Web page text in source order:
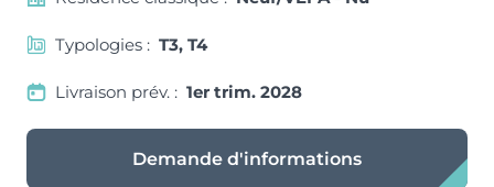
Typologies : T3, T4
Livraison prév. : 1er trim. 2028
Demande d'informations